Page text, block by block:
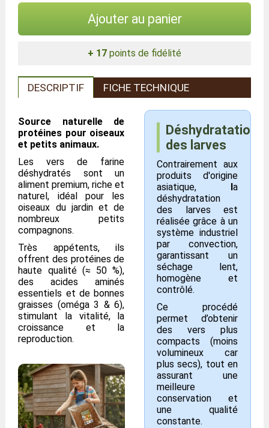
Ajouter au panier
+ 17 points de fidélité
DESCRIPTIF FICHE TECHNIQUE
Source naturelle de
protéines pour oiseaux
et petits animaux.
Les vers de farine
déshydratés sont un
aliment premium, riche et
naturel, idéal pour les
oiseaux du jardin et de
nombreux petits
compagnons.
Très appétents, ils
offrent des protéines de
haute qualité (≈ 50 %),
des acides aminés
essentiels et de bonnes
graisses (oméga 3 & 6),
stimulant la vitalité, la
croissance et la
reproduction.
Déshydratation
des larves
Contrairement aux
produits d'origine
asiatique,
a
déshydratation
des larves est
réalisée grâce à un
système industriel
par convection,
garantissant un
séchage lent,
homogène et
contrôlé.
Ce procédé
permet d’obtenir
des vers plus
compacts (moins
volumineux car
plus secs), tout en
assurant une
meilleure
conservation et
une qualité
constante.